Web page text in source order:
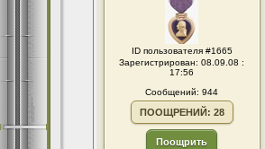
ID пользователя #1665
Зарегистрирован: 08.09.08 :
17:56
Сообщений: 944
ПООЩРЕНИЙ: 28
Поощрить